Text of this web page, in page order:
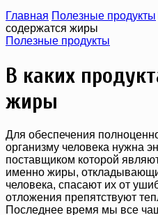
Главная Полезные продукты
содержатся жиры
Полезные продукты
В каких
жиры
Для обеспечения
организму человека нужна
поставщиком которой
именно жиры,
человека, спасают их от
отложения препятствуют
Последнее время мы все